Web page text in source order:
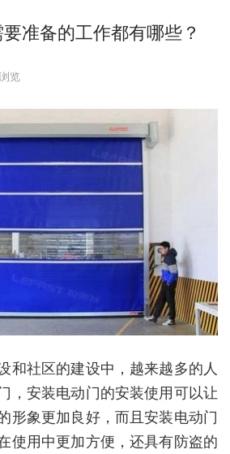
准备的工作都有哪些？
览
和社区的建设中，越来越多的人
，安装电动门的安装使用可以让
形象更加良好，而且安装电动门
使用中更加方便，还具有防盗的